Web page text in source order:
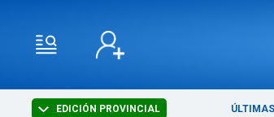
EDICIÓN PROVINCIAL